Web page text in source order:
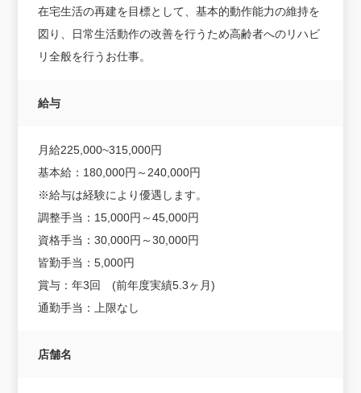
在宅生活の再建を目標として、基本的動作能力の維持を
図り、日常生活動作の改善を行うため高齢者へのリハビ
リ全般を行うお仕事。
給与
月給225,000~315,000円
基本給：180,000円～240,000円
※給与は経験により優遇します。
調整手当：15,000円～45,000円
資格手当：30,000円～30,000円
皆勤手当：5,000円
賞与：年3回 (前年度実績5.3ヶ月)
通勤手当：上限なし
店舗名